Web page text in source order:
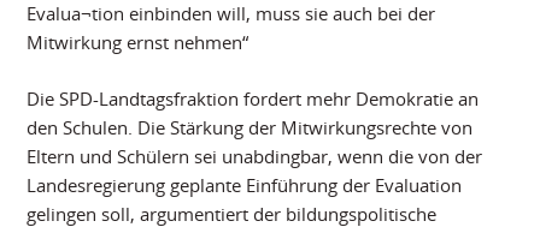
Evalua¬tion einbinden will, muss sie auch bei der
Mitwirkung ernst nehmen“
Die SPD-Landtagsfraktion fordert mehr Demokratie an
den Schulen. Die Stärkung der Mitwirkungsrechte von
Eltern und Schülern sei unabdingbar, wenn die von der
Landesregierung geplante Einführung der Evaluation
gelingen soll, argumentiert der bildungspolitische